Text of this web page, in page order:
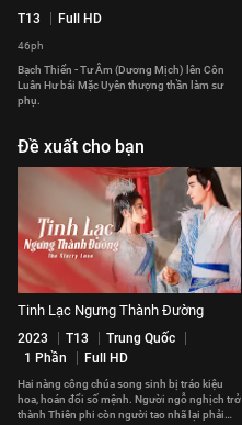
T13 Full HD
46ph
Bạch Thiển - Tư Âm (Dương Mịch) lên Côn
Luân Hư bái Mặc Uyên thượng thần làm sư
phụ.
Đề xuất cho bạn
Tinh Lạc Ngưng Thành Đường
2023 T13
Trung Quốc
1 Phần
Full HD
Hai nàng công chúa song sinh bị tráo kiệu
hoa, hoán đổi số mệnh. Người ngỗ nghịch trở
thành Thiên phi còn người tao nhã lại phải